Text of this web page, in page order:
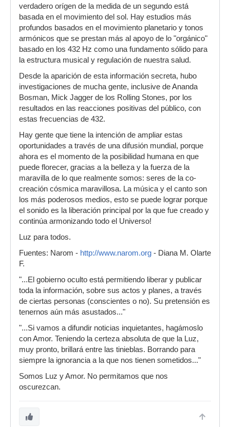
verdadero orígen de la medida de un segundo está
basada en el movimiento del sol. Hay estudios más
profundos basados en el movimiento planetario y tonos
armónicos que se prestan más al apoyo de lo "orgánico"
basado en los 432 Hz como una fundamento sólido para
la estructura musical y regulación de nuestra salud.
Desde la aparición de esta información secreta, hubo
investigaciones de mucha gente, inclusive de Ananda
Bosman, Mick Jagger de los Rolling Stones, por los
resultados en las reacciones positivas del público, con
estas frecuencias de 432.
Hay gente que tiene la intención de ampliar estas
oportunidades a través de una difusión mundial, porque
ahora es el momento de la posibilidad humana en que
puede florecer, gracias a la belleza y la fuerza de la
maravilla de lo que realmente somos: seres de la co-
creación cósmica maravillosa. La música y el canto son
los más poderosos medios, esto se puede lograr porque
el sonido es la liberación principal por la que fue creado y
continúa armonizando todo el Universo!
Luz para todos.
Fuentes: Narom - http://www.narom.org - Diana M. Olarte
F.
"...El gobierno oculto está permitiendo liberar y publicar
toda la información, sobre sus actos y planes, a través
de ciertas personas (conscientes o no). Su pretensión es
tenernos aún más asustados..."
"...Si vamos a difundir noticias inquietantes, hagámoslo
con Amor. Teniendo la certeza absoluta de que la Luz,
muy pronto, brillará entre las tinieblas. Borrando para
siempre la ignorancia a la que nos tienen sometidos..."
Somos Luz y Amor. No permitamos que nos
oscurezcan.